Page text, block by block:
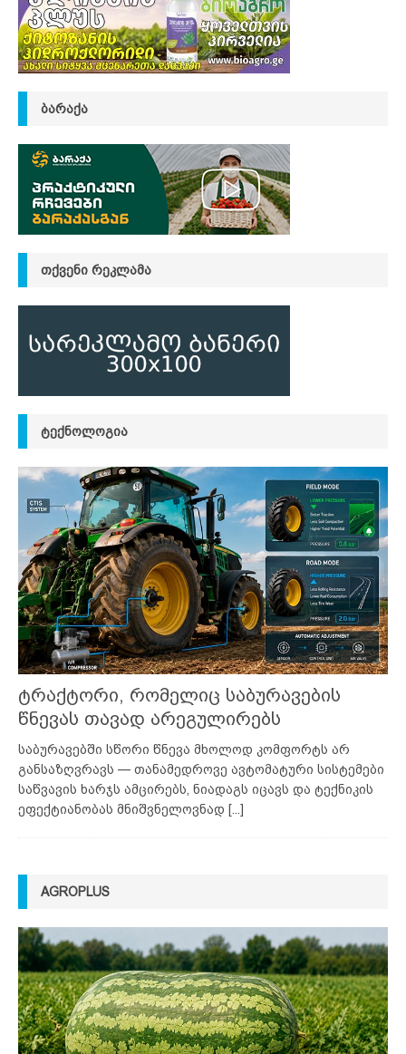
ᲑᲐᲠᲐᲥᲐ
ᲗᲥᲕᲔᲜᲘ ᲠᲔᲙᲚᲐᲛᲐ
ᲢᲔᲥᲜᲝᲚᲝᲒᲘᲐ
ტრაქტორი, რომელიც საბურავების
წნევას თავად არეგულირებს
საბურავებში სწორი წნევა მხოლოდ კომფორტს არ
განსაზღვრავს — თანამედროვე ავტომატური სისტემები
საწვავის ხარჯს ამცირებს, ნიადაგს იცავს და ტექნიკის
ეფექტიანობას მნიშვნელოვნად [...]
AGROPLUS